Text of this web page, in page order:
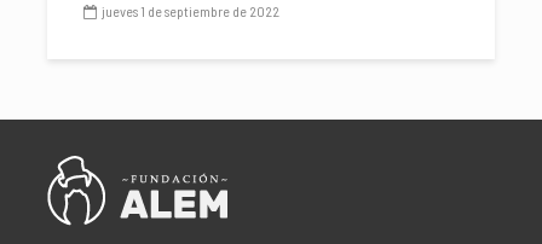
jueves 1 de septiembre de 2022